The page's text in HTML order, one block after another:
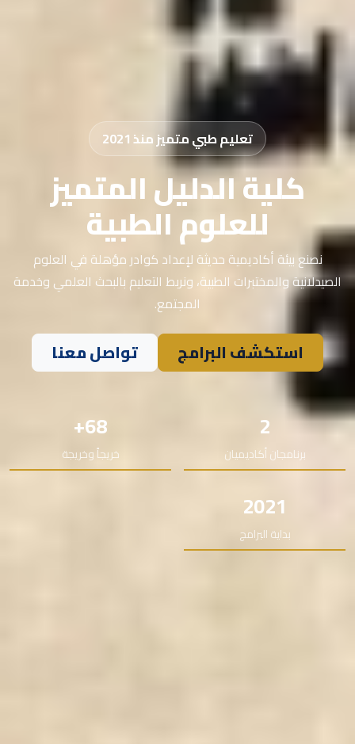
تعليم طبي متميز منذ 2021
كلية الدليل المتميز
للعلوم الطبية
نصنع بيئة أكاديمية حديثة لإعداد كوادر مؤهلة في العلوم
الصيدلانية والمختبرات الطبية، ونربط التعليم بالبحث العلمي وخدمة
المجتمع.
استكشف البرامج تواصل معنا
2
برنامجان أكاديميان
68+
خريجاً وخريجة
2021
بداية البرامج